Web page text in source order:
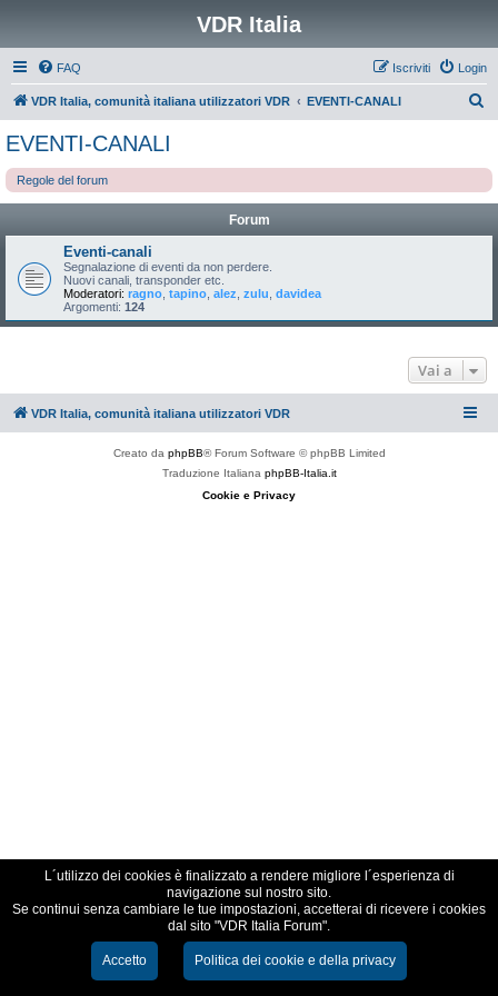
VDR Italia
FAQ Login
Iscriviti
VDR Italia, comunità italiana utilizzatori VDR EVENTI-CANALI
a
EVENTI-CANALI
Regole del forum
Forum
Eventi-canali
Segnalazione di eventi da non perdere.
Nuovi canali, transponder etc.
Moderatori: ragno tapino alez zulu davidea
Argomenti: 124
Vai a
VDR Italia, comunità italiana utilizzatori VDR
Creato da phpBB® Forum Software © phpBB Limited
Traduzione Italiana phpBB-Italia.it
Cookie e Privacy
L´utilizzo dei cookies è finalizzato a rendere migliore l´esperienza di
navigazione sul nostro sito.
Se continui senza cambiare le tue impostazioni, accetterai di ricevere i cookies
dal sito "VDR Italia Forum".
Accetto Politica dei cookie e della privacy